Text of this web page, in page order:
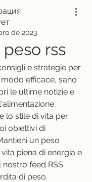
de 2023
rss
e strategie per
efficace, sano
le ultime notizie e
lo stile di vita per
obiettivi di
un peso
piena di energia e
nostro feed RSS
di peso.